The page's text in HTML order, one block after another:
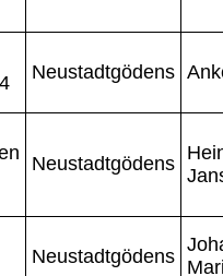
Neustadtgödens
Neustadtgödens
Neustadtgödens